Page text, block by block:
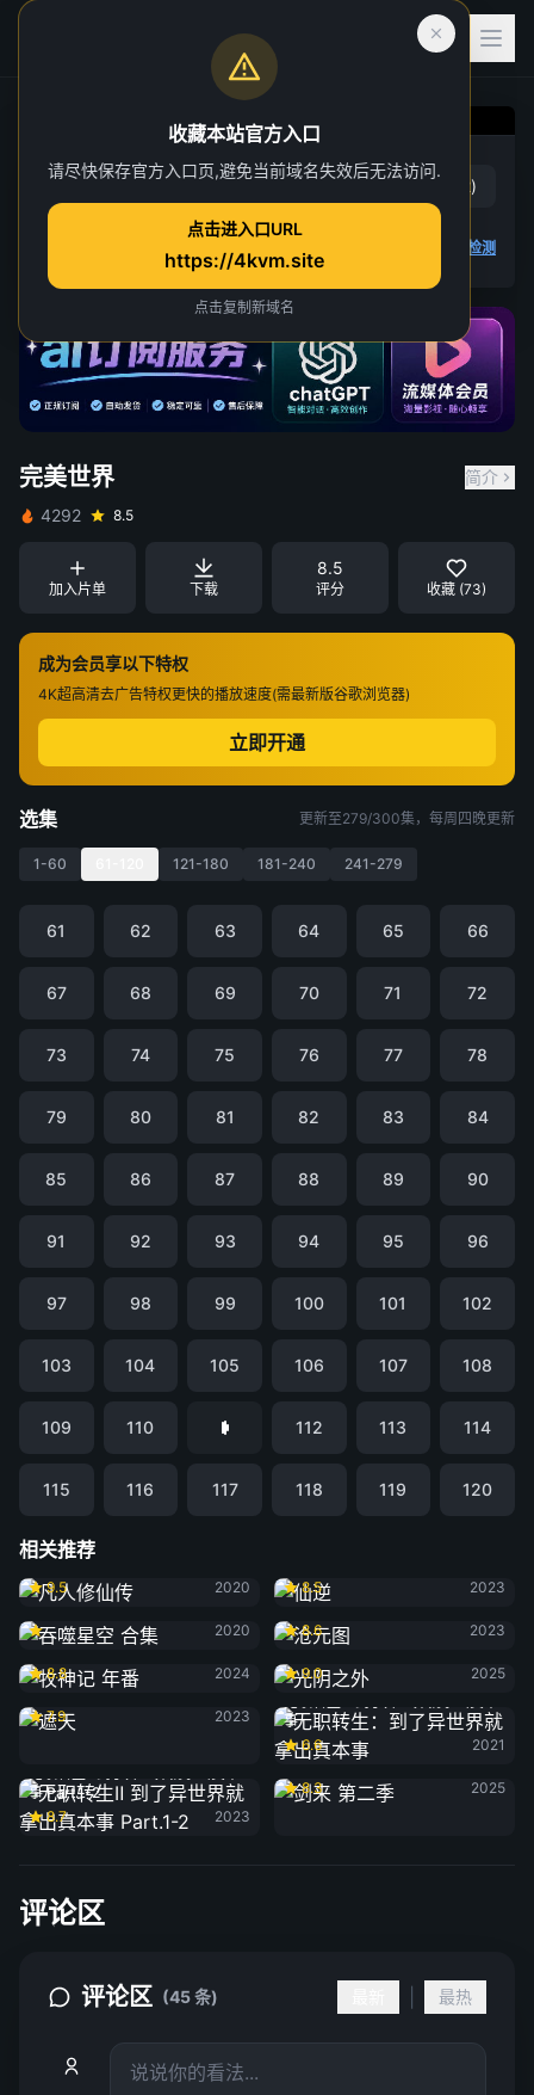
完美世界
第 111 集
赞 ( 18) 踩 2)
播放检测
完美世界
简介
4292
8.5
加入片单 下载
8.5
评分 收藏 (73)
成为会员享以下特权
4K超高清去广告特权更快的播放速度(需最新版谷歌浏览器)
立即开通
选集 更新至279/300集，每周四晚更新
1-60 121-180 181-240 241-279
61 62 63 64 65 66
67 68 69 70 71 72
73 74 75 76 77 78
79 80 81 82 83 84
85 86 87 88 89 90
91 92 93 94 95 96
97 98 99 100 101 102
103 104 105 106 107 108
109 110 112 113 114
115 116 117 118 119 120
相关推荐
凡人修仙传
9.5
2020
8.5
2023
吞噬星空 合集
2020
沧元图
8.6
2023
牧神记 年番
8.8
2024
光阴之外
9.0
2025
遮天
7.9
2023
事
6.6
2021
事 Part.1-2
8.7
2023
剑来 第二季
8.3
2025
评论区
评论区 (45 条) 最热
收藏本站官方入口
请尽快保存官方入口页,避免当前域名失效后无法访问.
点击进入口URL
https://4kvm.site
点击复制新域名